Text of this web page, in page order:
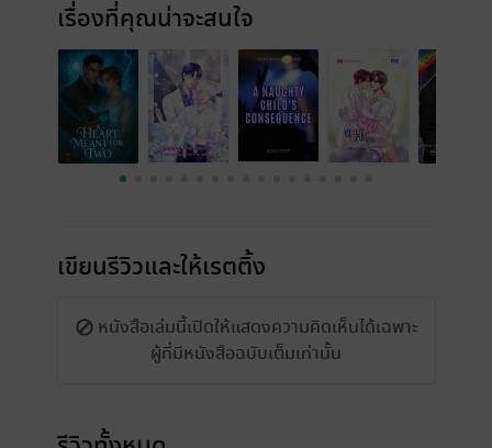
เรื่องที่คุณน่าจะสนใจ
เขียนรีวิวและให้เรตติ้ง
หนังสือเล่มนี้เปิดให้แสดงความคิดเห็นได้เฉพาะ
ผู้ที่มีหนังสือฉบับเต็มเท่านั้น